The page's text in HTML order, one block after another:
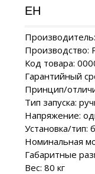
EH
Производство:
Код товара:
Гарантийный
Принцип/
Тип запуска:
Напряжение:
Установка/тип:
Номинальная
Габаритные
Вес: 80 кг